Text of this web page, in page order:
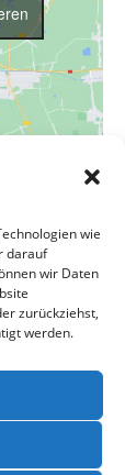
wie
darauf
wir Daten
zurückziehst,
werden.